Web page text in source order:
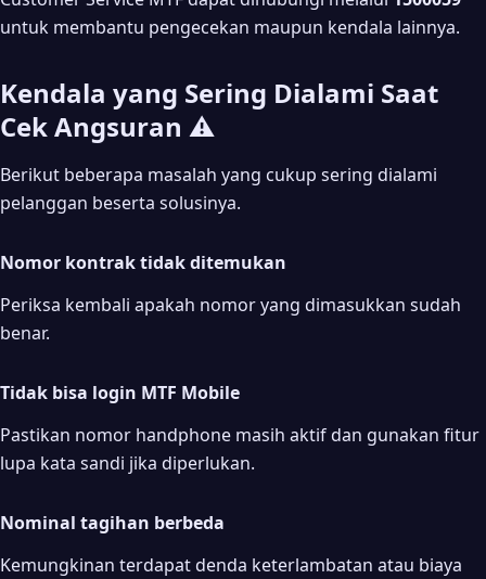
untuk membantu pengecekan maupun kendala lainnya.
Kendala yang Sering Dialami Saat
Cek Angsuran ⚠️
Berikut beberapa masalah yang cukup sering dialami
pelanggan beserta solusinya.
Nomor kontrak tidak ditemukan
Periksa kembali apakah nomor yang dimasukkan sudah
benar.
Tidak bisa login MTF Mobile
Pastikan nomor handphone masih aktif dan gunakan fitur
lupa kata sandi jika diperlukan.
Nominal tagihan berbeda
Kemungkinan terdapat denda keterlambatan atau biaya